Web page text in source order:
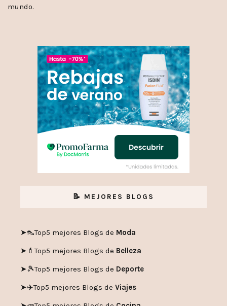
mundo.
📝 MEJORES BLOGS
➤👠Top5 mejores Blogs de Moda
➤💄Top5 mejores Blogs de Belleza
➤🎾Top5 mejores Blogs de Deporte
➤✈️Top5 mejores Blogs de Viajes